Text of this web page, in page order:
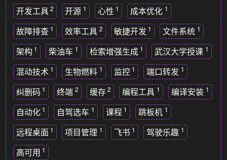
开发工具 2 开源 1 心性 1 成本优化 1
故障排查 1 效率工具 2 敏捷开发 1 文件系统 1
架构 1 柴油车 1 检索增强生成 1 武汉大学授课 1
混动技术 1 生物燃料 1 监控 1 端口转发 1
纠删码 1 终端 2 缓存 2 编程工具 1 编译安装 1
自动化 1 自驾选车 1 课程 1 跳板机 1
远程桌面 1 项目管理 1 飞书 1 驾驶乐趣 1
高可用 1